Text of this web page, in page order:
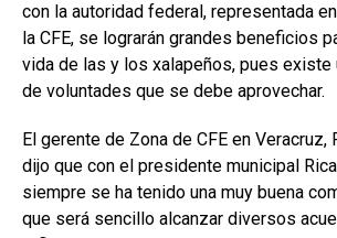
con la autoridad federal, representada
la CFE, se lograrán grandes beneficios
vida de las y los xalapeños, pues existe
de voluntades que se debe aprovechar.
El gerente de Zona de CFE en Veracruz,
dijo que con el presidente municipal
siempre se ha tenido una muy buena
que será sencillo alcanzar diversos